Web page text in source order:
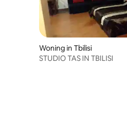
Woning in Tbilisi
STUDIO TAS IN TBILISI